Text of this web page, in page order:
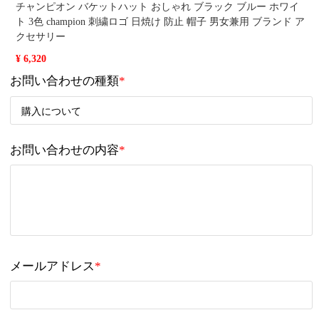
チャンピオン バケットハット おしゃれ ブラック ブルー ホワイ
ト 3色 champion 刺繍ロゴ 日焼け 防止 帽子 男女兼用 ブランド ア
クセサリー
¥ 6,320
お問い合わせの種類*
お問い合わせの内容*
メールアドレス*